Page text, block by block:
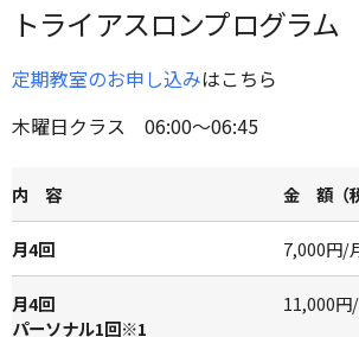
トライアスロンプログラム
定期教室のお申し込みはこちら
木曜日クラス 06:00～06:45
内 容 金 額（
月4回 7,000円/
月4回
パーソナル1回※1
11,000円